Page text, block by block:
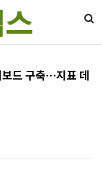
드 구축…지표 데